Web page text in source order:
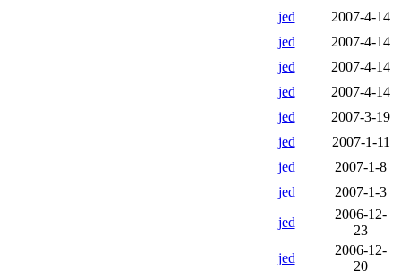
jed
2007-4-14
jed
2007-4-14
jed
2007-4-14
jed
2007-4-14
jed
2007-3-19
jed
2007-1-11
jed
2007-1-8
jed
2007-1-3
jed
2006-12-
23
jed
2006-12-
20